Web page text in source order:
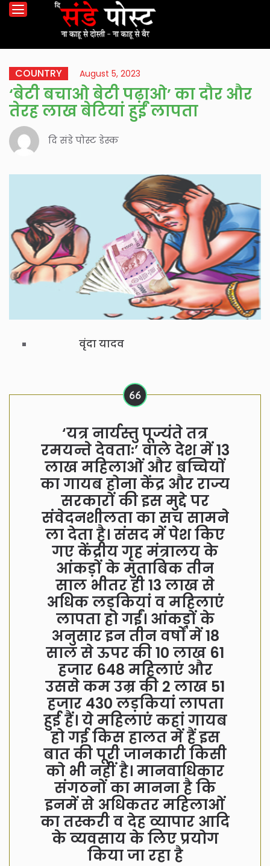
COUNTRY August 5, 2023
‘बेटी बचाओ बेटी पढ़ाओ’ का दौर और
तेरह लाख बेटियां हुईं लापता
दि संडे पोस्ट डेस्क
वृंदा यादव
‘यत्र नार्यस्तु पूज्यंते तत्र
रमयन्ते देवताः’ वाले देश में 13
लाख महिलाओं और बच्चियों
का गायब होना केंद्र और राज्य
सरकारों की इस मुद्दे पर
संवेदनशीलता का सच सामने
ला देता है। संसद में पेश किए
गए केंद्रीय गृह मंत्रालय के
आंकड़ों के मुताबिक तीन
साल भीतर ही 13 लाख से
अधिक लड़कियां व महिलाएं
लापता हो गईं। आंकड़ों के
अनुसार इन तीन वर्षों में 18
साल से ऊपर की 10 लाख 61
हजार 648 महिलाएं और
उससे कम उम्र की 2 लाख 51
हजार 430 लड़कियां लापता
हुई हैं। ये महिलाएं कहां गायब
हो गई किस हालत में हैं इस
बात की पूरी जानकारी किसी
को भी नहीं है। मानवाधिकार
संगठनों का मानना है कि
इनमें से अधिकतर महिलाओं
का तस्करी व देह व्यापार आदि
के व्यवसाय के लिए प्रयोग
किया जा रहा है